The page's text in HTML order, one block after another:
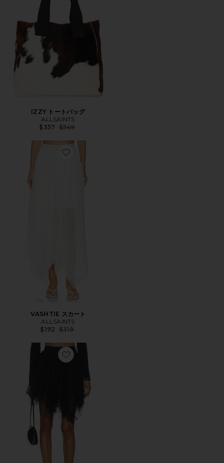
IZZY トートバッグ
ALLSAINTS
$357 Previous price:
$549
Favorite VASHTIE スカート
VASHTIE スカート
ALLSAINTS
$192 Previous price:
$319
Favorite JAYDE TULLE スカート